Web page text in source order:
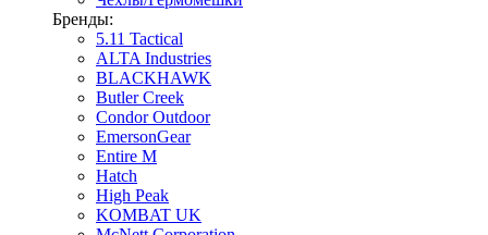
Бренды:
5.11 Tactical
ALTA Industries
BLACKHAWK
Butler Creek
Condor Outdoor
EmersonGear
Entire M
Hatch
High Peak
KOMBAT UK